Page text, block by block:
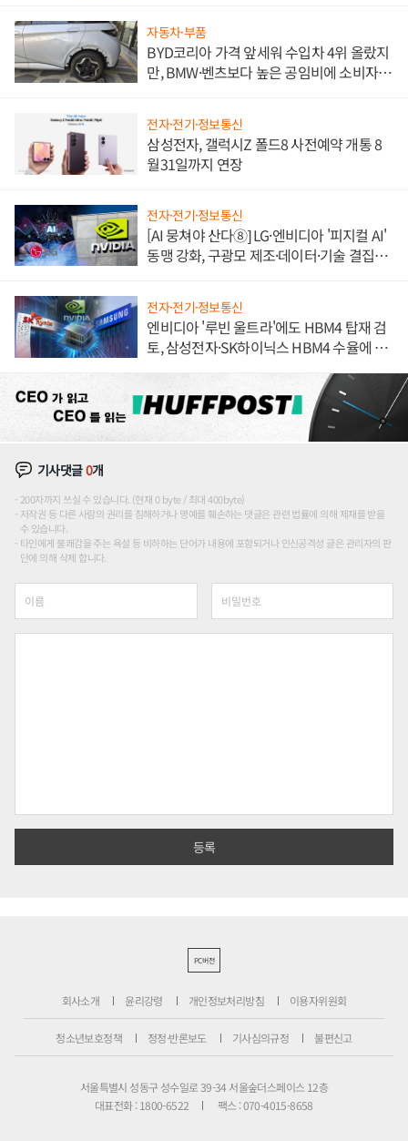
자동차·부품
BYD코리아 가격 앞세워 수입차 4위 올랐지
만, BMW·벤츠보다 높은 공임비에 소비자
전자·전기·정보통신
삼성전자, 갤럭시Z 폴드8 사전예약 개통 8
월31일까지 연장
전자·전기·정보통신
[AI 뭉쳐야 산다⑧] LG·엔비디아 '피지컬 AI'
동맹 강화, 구광모 제조·데이터·기술 결집
전자·전기·정보통신
엔비디아 '루빈 울트라'에도 HBM4 탑재 검
토, 삼성전자·SK하이닉스 HBM4 수율에 주
기사댓글0개
200자까지 쓰실 수 있습니다. (현재 0 byte / 최대 400byte)
저작권 등 다른 사람의 권리를 침해하거나 명예를 훼손하는 댓글은 관련 법률에 의해 제재를 받을
수 있습니다.
타인에게 불쾌감을 주는 욕설 등 비하하는 단어가 내용에 포함되거나 인신공격성 글은 관리자의 판
단에 의해 삭제 합니다.
PC버전
회사소개 윤리강령 개인정보처리방침 이용자위원회
청소년보호정책 정정·반론보도 기사심의규정 불편신고
서울특별시 성동구 성수일로 39-34 서울숲더스페이스 12층
대표전화 : 1800-6522
팩스 : 070-4015-8658